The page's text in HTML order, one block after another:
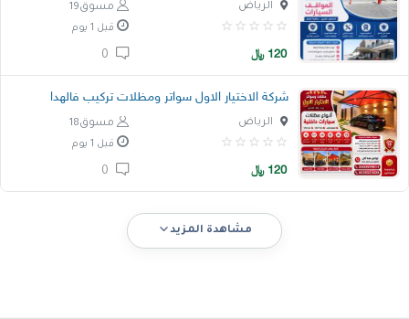
مسوق19 الرياض
قبل 1 يوم
120 ﷼
شركة الاختيار الاول سواتر ومظلات تركيب فالهدا
مسوق18 الرياض
قبل 1 يوم
120 ﷼
مشاهدة المزيد